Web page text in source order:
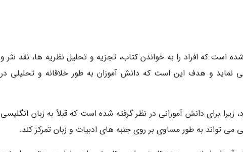
است که افراد را به خواندن کتاب، تجزیه و تحلیل نظریه ها، نقد نثر و
نماید و هدف این است که دانش آموزان به طور خلاقانه و تحلیلی در
زیرا برای دانش آموزانی در نظر گرفته شده است که قبلاً به زبان انگلیسی
می تواند به طور مساوی بر روی جنبه های ادبیات و زبان تمرکز کند.